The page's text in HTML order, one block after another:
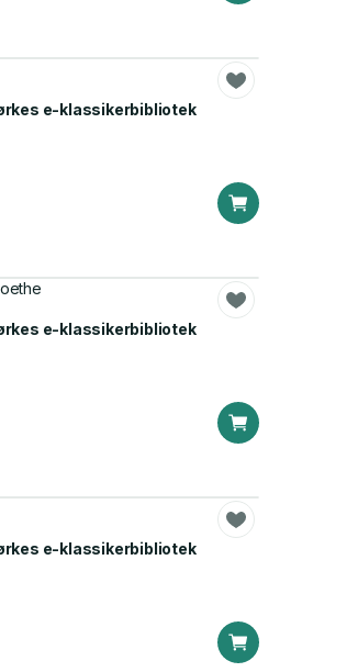
e-klassikerbibliotek
e-klassikerbibliotek
e-klassikerbibliotek